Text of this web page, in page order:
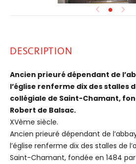
DESCRIPTION
Ancien prieuré dépendant de
l’église renferme dix des stalles
collégiale de Saint-Chamant,
Robert de Balsac.
XVème siècle.
Ancien prieuré dépendant de
l’église renferme dix des stalles de
Saint-Chamant, fondée en 1484 par